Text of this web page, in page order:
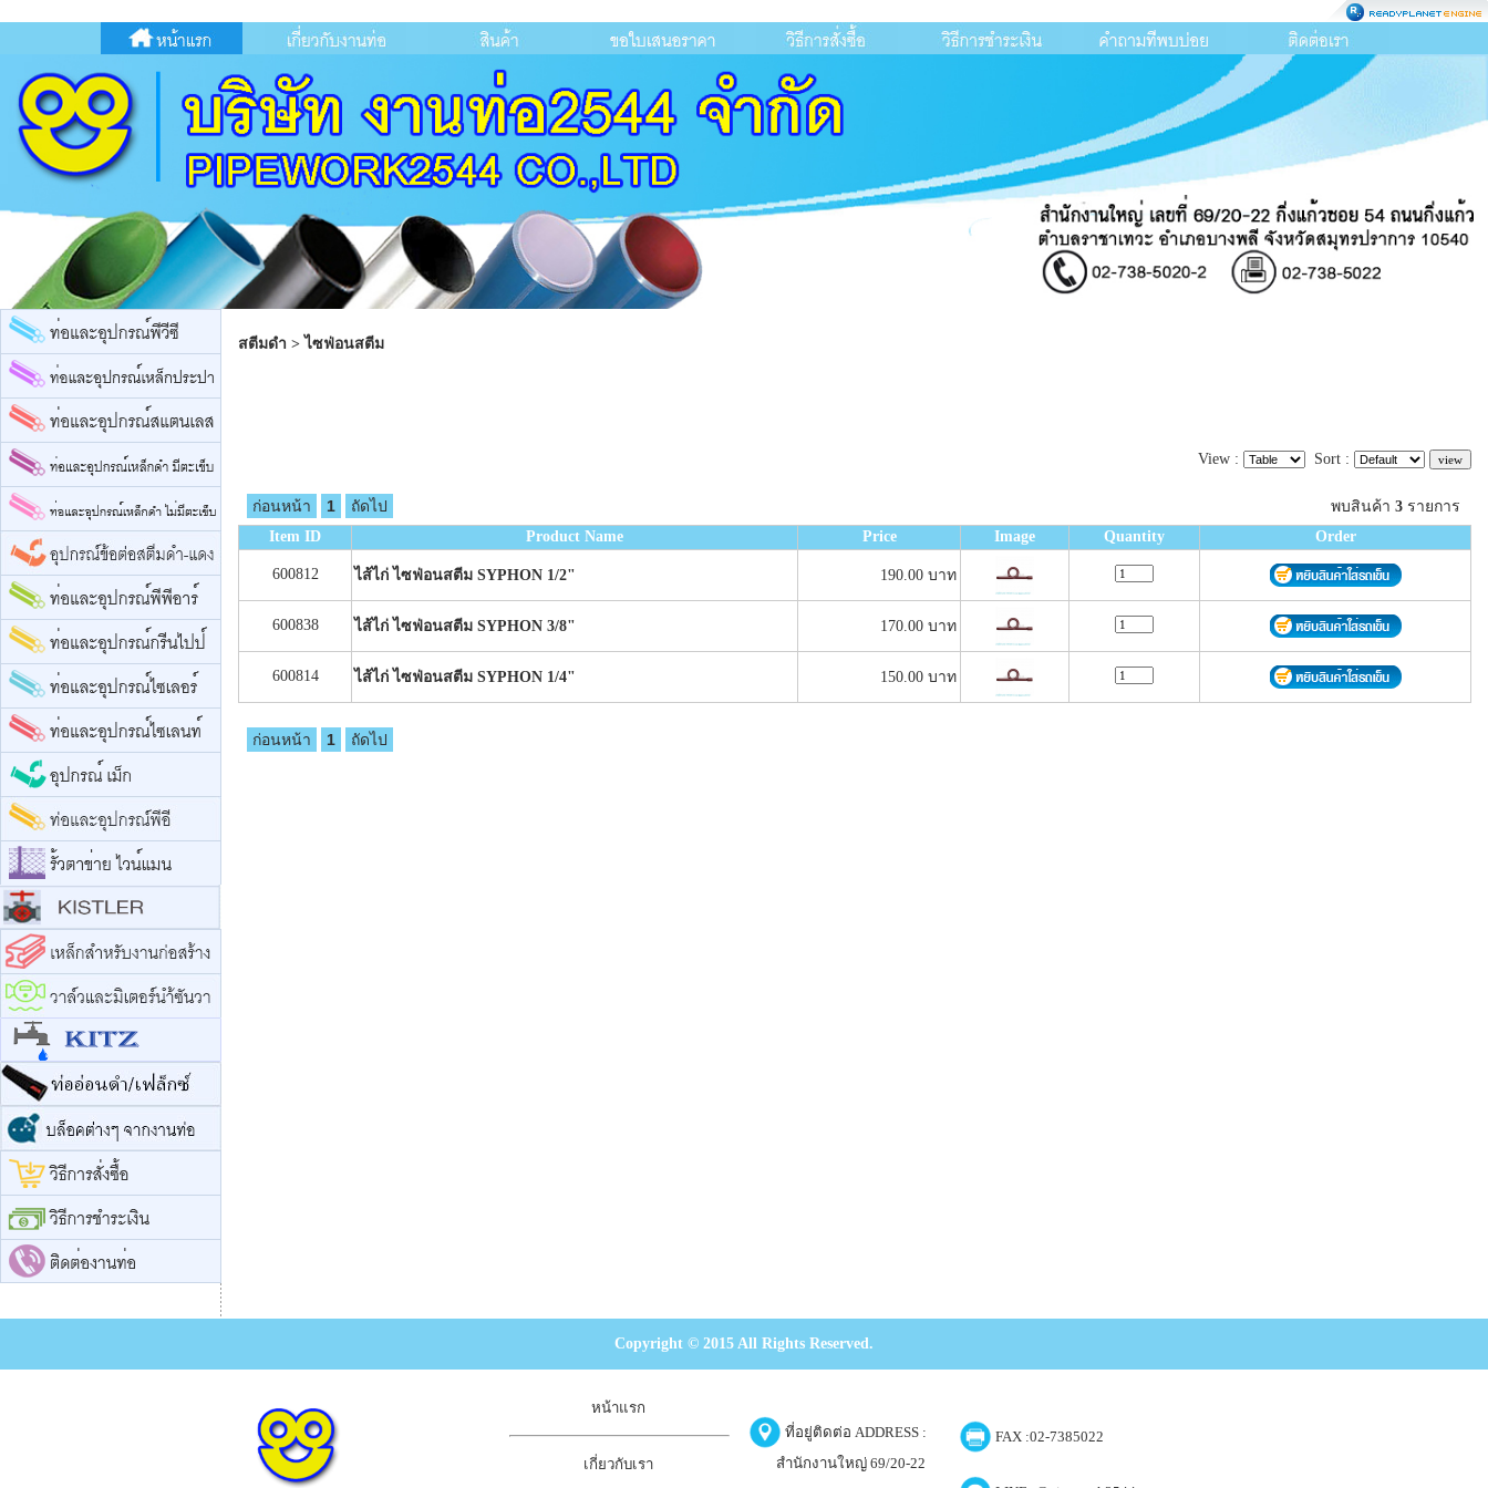
สตีมดำ > ไซฟ่อนสตีม
View : Sort :
ก่อนหน้า 1 ถัดไป พบสินค้า 3 รายการ
Item ID
Product Name Price Image Quantity Order
600812 ไส้ไก่ ไซฟ่อนสตีม SYPHON 1/2" 190.00 บาท
600838 ไส้ไก่ ไซฟ่อนสตีม SYPHON 3/8" 170.00 บาท
600814 ไส้ไก่ ไซฟ่อนสตีม SYPHON 1/4" 150.00 บาท
ก่อนหน้า 1 ถัดไป
Copyright © 2015 All Rights Reserved.
หน้าแรก
เกี่ยวกับเรา
ที่อยู่ติดต่อ ADDRESS :
สำนักงานใหญ่ 69/20-22
FAX :02-7385022